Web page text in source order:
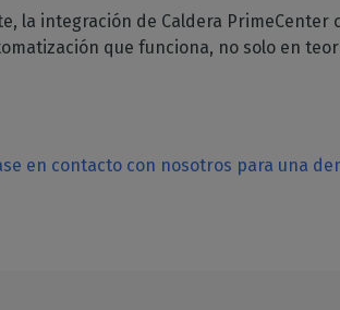
la integración de Caldera PrimeCenter
que funciona, no solo en
en contacto con nosotros para una